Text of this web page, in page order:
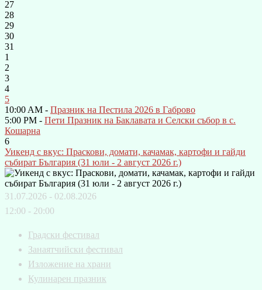
27
28
29
30
31
1
2
3
4
5
10:00 AM - Празник на Пестила 2026 в Габрово
5:00 PM - Пети Празник на Баклавата и Селски събор в с.
Кошарна
6
Уикенд с вкус: Праскови, домати, качамак, картофи и гайди
събират България (31 юли - 2 август 2026 г.)
31.07.2026 - 02.08.2026
12:00 - 20:00
Градски фестивал
Занаятчийски фестивал
Изложение на храни
Кулинарен празник